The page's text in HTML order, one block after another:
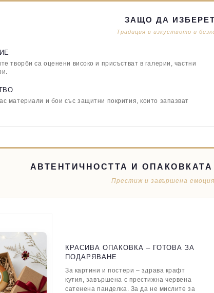
ЗАЩО ДА
Традиция в изкуството и
творби са оценени високо и присъстват в галерии, частни
материали и бои със защитни покрития, които запазват
АВТЕНТИЧНОСТТА И
Престиж и завършена
КРАСИВА ОПАКОВКА – ГОТОВА ЗА
ПОДАРЯВАНЕ
За картини и постери – здрава крафт
кутия, завършена с престижна червена
сатенена панделка. За да не мислите за